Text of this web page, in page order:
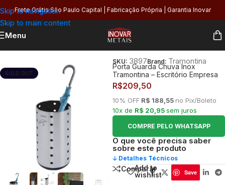
Skip to navigation
Skip to main content
Frete Grátis São Paulo Capital | Fabricação Própria | Garantia Inovar
Menu
SOLD OUT
SKU: 3897Brand: Tramontina
Porta Guarda Chuva Inox
Tramontina – Escritório Empresa
R$209,50
10% OFF R$ 188,55 no Pix/Boleto
10x de R$ 20,95sem juros
COMPRE PELO WHATSAPP
O que você precisa saber
sobre este produto
🡣 Detalhes Técnicos
Comparar
Add to
wishlist
Save